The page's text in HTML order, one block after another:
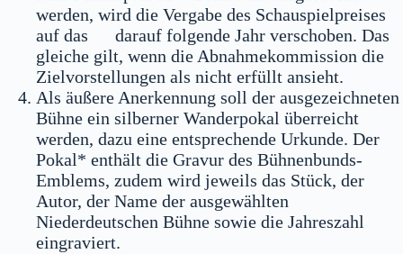
werden, wird die Vergabe des Schauspielpreises
auf das darauf folgende Jahr verschoben. Das
gleiche gilt, wenn die Abnahmekommission die
Zielvorstellungen als nicht erfüllt ansieht.
Als äußere Anerkennung soll der ausgezeichneten
Bühne ein silberner Wanderpokal überreicht
werden, dazu eine entsprechende Urkunde. Der
Pokal* enthält die Gravur des Bühnenbunds-
Emblems, zudem wird jeweils das Stück, der
Autor, der Name der ausgewählten
Niederdeutschen Bühne sowie die Jahreszahl
eingraviert.